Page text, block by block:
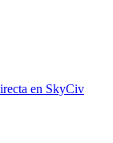
en SkyCiv